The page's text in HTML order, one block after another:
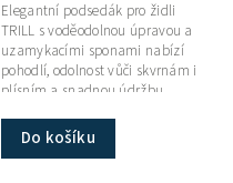
Do košíku
Elegantní podsedák pro židli
TRILL s voděodolnou úpravou a
uzamykacími sponami nabízí
pohodlí, odolnost vůči skvrnám i
plísním a snadnou údržbu.